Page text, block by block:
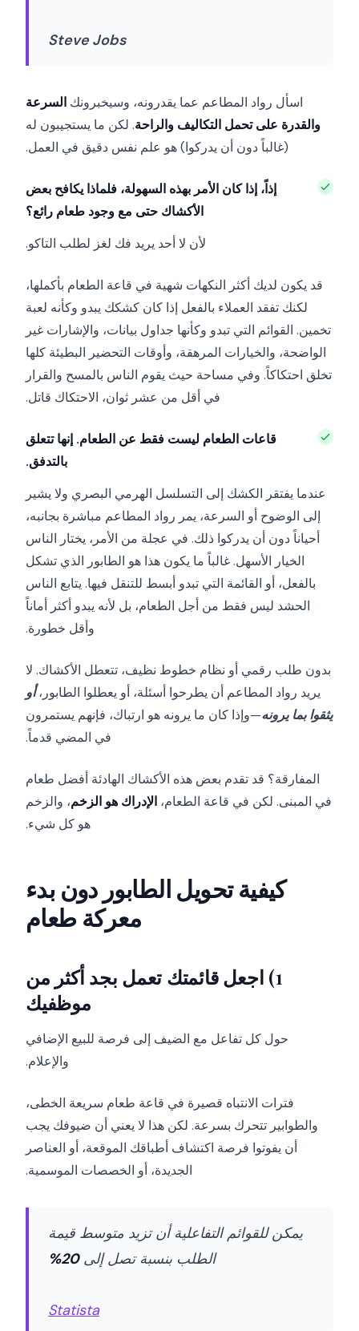
Steve Jobs
اسأل رواد المطاعم عما يقدرونه، وسيخبرونك السرعة
والقدرة على تحمل التكاليف والراحة. لكن ما يستجيبون له
(غالباً دون أن يدركوا) هو علم نفس دقيق في العمل.
إذاً، إذا كان الأمر بهذه السهولة، فلماذا يكافح بعض
الأكشاك حتى مع وجود طعام رائع؟
لأن لا أحد يريد فك لغز لطلب التاكو.
قد يكون لديك أكثر النكهات شهية في قاعة الطعام بأكملها،
لكنك تفقد العملاء بالفعل إذا كان كشكك يبدو وكأنه لعبة
تخمين. القوائم التي تبدو وكأنها جداول بيانات، والإشارات غير
الواضحة، والخيارات المرهقة، وأوقات التحضير البطيئة كلها
تخلق احتكاكاً. وفي مساحة حيث يقوم الناس بالمسح والقرار
في أقل من عشر ثوان، الاحتكاك قاتل.
قاعات الطعام ليست فقط عن الطعام. إنها تتعلق
بالتدفق.
عندما يفتقر الكشك إلى التسلسل الهرمي البصري ولا يشير
إلى الوضوح أو السرعة، يمر رواد المطاعم مباشرة بجانبه،
أحياناً دون أن يدركوا ذلك. في عجلة من الأمر، يختار الناس
الخيار الأسهل. غالباً ما يكون هذا هو الطابور الذي تشكل
بالفعل، أو القائمة التي تبدو أبسط للتنقل فيها. يتابع الناس
الحشد ليس فقط من أجل الطعام، بل لأنه يبدو أكثر أماناً
وأقل خطورة.
بدون طلب رقمي أو نظام خطوط نظيف، تتعطل الأكشاك. لا
يريد رواد المطاعم أن يطرحوا أسئلة، أو يعطلوا الطابور،أو
يثقوا بما يرونه—وإذا كان ما يرونه هو ارتباك، فإنهم يستمرون
في المضي قدماً.
المفارقة؟ قد تقدم بعض هذه الأكشاك الهادئة أفضل طعام
في المبنى. لكن في قاعة الطعام، الإدراك هو الزخم، والزخم
هو كل شيء.
كيفية تحويل الطابور دون بدء
معركة طعام
1) اجعل قائمتك تعمل بجد أكثر من
موظفيك
حول كل تفاعل مع الضيف إلى فرصة للبيع الإضافي
والإعلام.
فترات الانتباه قصيرة في قاعة طعام سريعة الخطى،
والطوابير تتحرك بسرعة. لكن هذا لا يعني أن ضيوفك يجب
أن يفوتوا فرصة اكتشاف أطباقك الموقعة، أو العناصر
الجديدة، أو الخصصات الموسمية.
يمكن للقوائم التفاعلية أن تزيد متوسط قيمة
الطلب بنسبة تصل إلى20%
Statista